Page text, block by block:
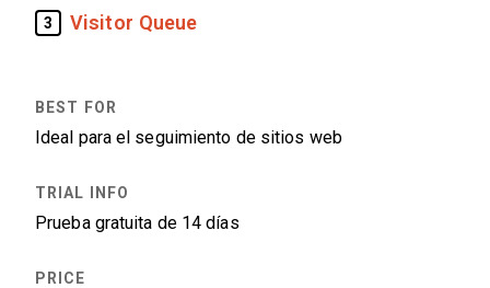
3 Visitor Queue
Ideal para el seguimiento de sitios web
Prueba gratuita de 14 días